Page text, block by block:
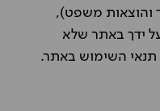
והוצאות משפט),
ידך באתר שלא
תנאי השימוש באתר.